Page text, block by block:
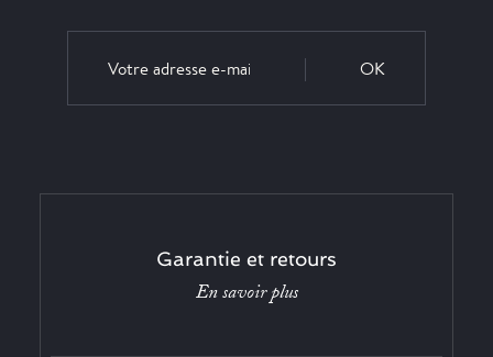
OK
Garantie et retours
En savoir plus